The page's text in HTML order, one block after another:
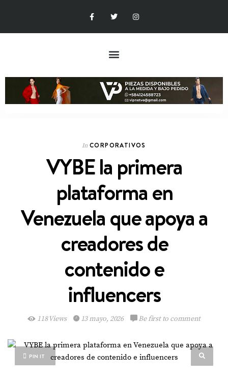
In CORPORATIVOS
VYBE la primera
plataforma en
Venezuela que apoya a
creadores de
contenido e
influencers
118 Views 13 mayo, 2026 Be first to comment
PIN IT